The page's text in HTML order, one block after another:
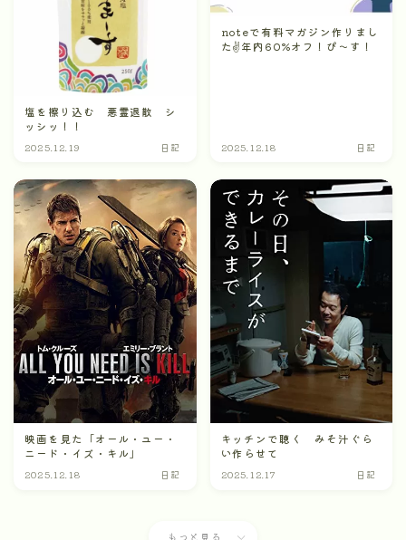
塩を擦り込む 悪霊退散 シ
ッシッ！！
2025.12.19 日記
noteで有料マガジン作りまし
た✌年内60%オフ！ぴ〜す！
2025.12.18 日記
映画を見た「オール・ユー・
ニード・イズ・キル」
2025.12.18 日記
キッチンで聴く みそ汁ぐら
い作らせて
2025.12.17 日記
もっと見る